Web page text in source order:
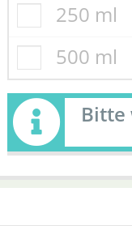
250 ml
500 ml
Bitte